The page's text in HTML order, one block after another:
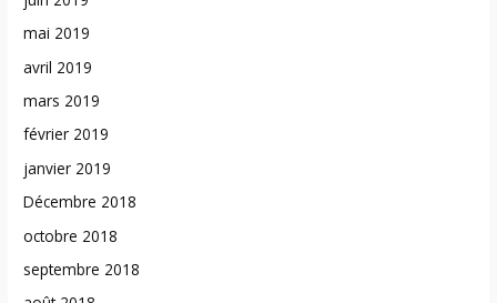
mai 2019
avril 2019
mars 2019
février 2019
janvier 2019
Décembre 2018
octobre 2018
septembre 2018